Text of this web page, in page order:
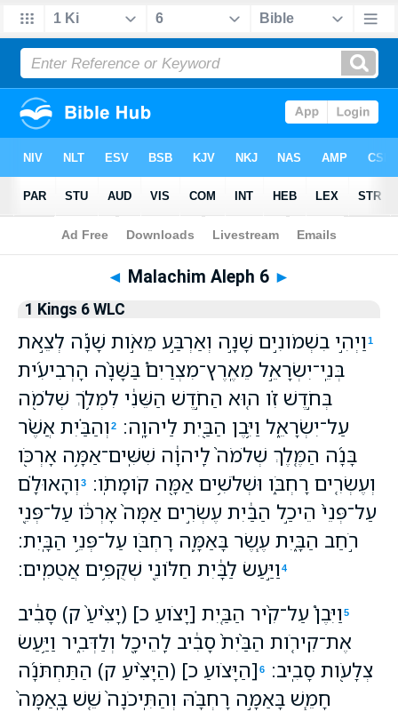
Bible > WLC> Malachim Aleph 6
◄ Malachim Aleph 6 ►
1 Kings 6 WLC
1 וַיְהִ֣י בִשְׁמֹונִ֣ים שָׁנָ֣ה וְאַרְבַּ֣ע מֵאֹ֣ות שָׁנָ֡ה לְצֵ֣את
בְּנֵֽי־יִשְׂרָאֵ֣ל מֵאֶֽרֶץ־מִצְרַיִם֩ בַּשָּׁנָ֨ה הָרְבִיעִ֜ית
בְּחֹ֣דֶשׁ זִ֗ו ה֚וּא הַחֹ֣דֶשׁ הַשֵּׁנִ֔י לִמְלֹ֥ךְ שְׁלֹמֹ֖ה
עַל־יִשְׂרָאֵ֑ל וַיִּ֥בֶן הַבַּ֖יִת לַיהוָֽה׃
2 וְהַבַּ֗יִת אֲשֶׁ֨ר
בָּנָ֜ה הַמֶּ֤לֶךְ שְׁלֹמֹה֙ לַֽיהוָ֔ה שִׁשִּֽׁים־אַמָּ֥ה אָרְכֹּ֖ו
וְעֶשְׂרִ֤ים רָחְבֹּ֑ו וּשְׁלֹשִׁ֥ים אַמָּ֖ה קֹומָתֹֽו׃
3 וְהָאוּלָ֗ם
עַל־פְּנֵי֙ הֵיכַ֣ל הַבַּ֔יִת עֶשְׂרִ֣ים אַמָּה֙ אָרְכֹּ֔ו עַל־פְּנֵ֖י
רֹ֣חַב הַבָּ֑יִת עֶ֧שֶׂר בָּאַמָּ֛ה רָחְבֹּ֖ו עַל־פְּנֵ֥י הַבָּֽיִת׃
4 וַיַּ֣עַשׂ לַבָּ֔יִת חַלֹּונֵ֖י שְׁקֻפִ֥ים אֲטֻמִֽים׃
5 וַיִּבֶן֩ עַל־קִ֨יר הַבַּ֤יִת [יָצֹועַ כ] (יָצִ֙יעַ֙ ק) סָבִ֔יב
אֶת־קִירֹ֤ות הַבַּ֙יִת֙ סָבִ֔יב לַֽהֵיכָ֖ל וְלַדְּבִ֑יר וַיַּ֥עַשׂ
צְלָעֹ֖ות סָבִֽיב׃
6 [הַיָּצֹועַ כ] (הַיָּצִ֨יעַ ק) הַתַּחְתֹּנָ֜ה
חָמֵ֧שׁ בָּאַמָּ֣ה רָחְבָּ֗הּ וְהַתִּֽיכֹנָה֙ שֵׁ֤שׁ בָּֽאַמָּה֙